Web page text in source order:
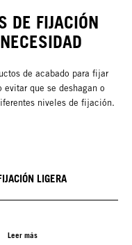
DE FIJACIÓN
de acabado para fijar
que se deshagan o
niveles de fijación.
LIGERA
Leer más